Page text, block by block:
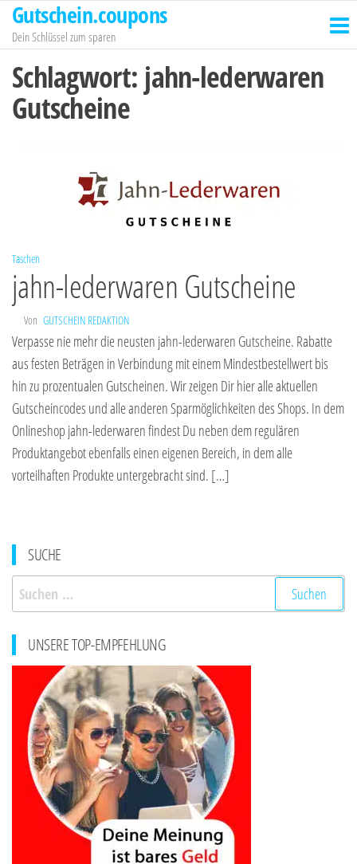
Zum
Inhalt
springen
Gutschein.coupons
Dein Schlüssel zum sparen
Schlagwort: jahn-lederwaren
Gutscheine
Taschen
jahn-lederwaren Gutscheine
Von GUTSCHEIN REDAKTION
Verpasse nie mehr die neusten jahn-lederwaren Gutscheine. Rabatte
aus festen Beträgen in Verbindung mit einem Mindestbestellwert bis
hin zu prozentualen Gutscheinen. Wir zeigen Dir hier alle aktuellen
Gutscheincodes und alle anderen Sparmöglichkeiten des Shops. In dem
Onlineshop jahn-lederwaren findest Du neben dem regulären
Produktangebot ebenfalls einen eigenen Bereich, in dem alle
vorteilhaften Produkte untergebracht sind. […]
SUCHE
Suchen
nach:
UNSERE TOP-EMPFEHLUNG